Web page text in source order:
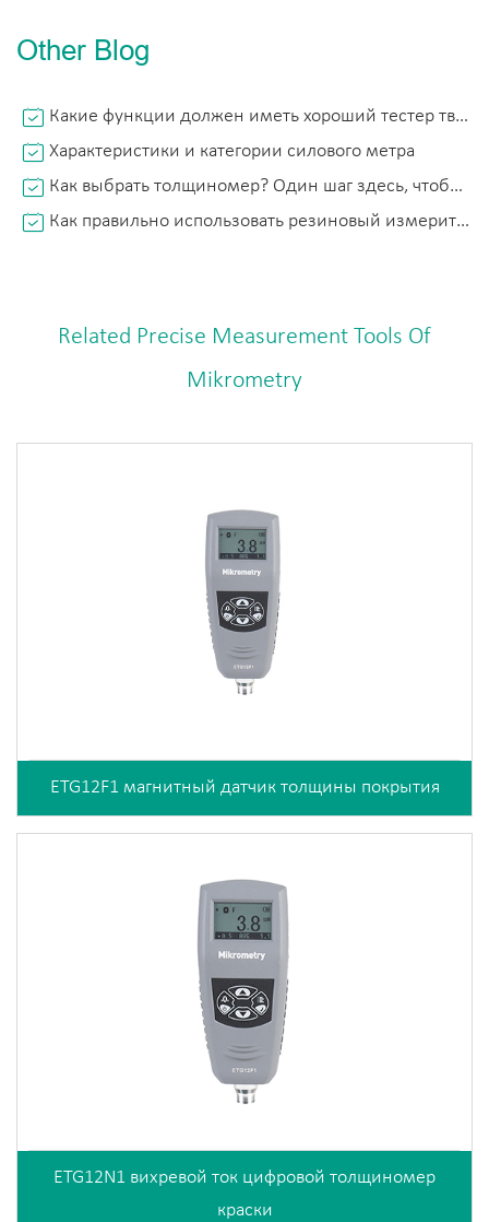
Other Blog
Какие функции должен иметь хороший тестер твердости Leeb?
Характеристики и категории силового метра
Как выбрать толщиномер? Один шаг здесь, чтобы найти наиболее подходящий толщиномер!
Как правильно использовать резиновый измеритель жесткости?
Related Precise Measurement Tools Of
Mikrometry
ETG12F1 магнитный датчик толщины покрытия
ETG12N1 вихревой ток цифровой толщиномер
краски